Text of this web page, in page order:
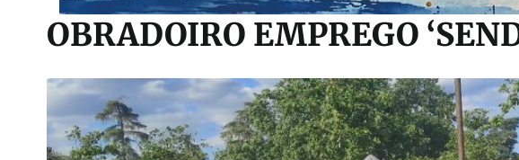
OBRADOIRO EMPREGO